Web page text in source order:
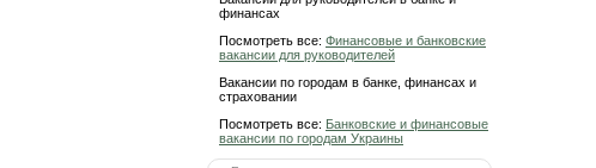
финансах
Посмотреть все: Финансовые и банковские
вакансии для руководителей
Вакансии по городам в банке, финансах и
страховании
Посмотреть все: Банковские и финансовые
вакансии по городам Украины